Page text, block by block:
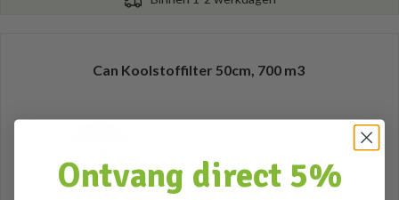
Can Koolstoffilter 50cm, 700 m3
Ontvang direct 5%